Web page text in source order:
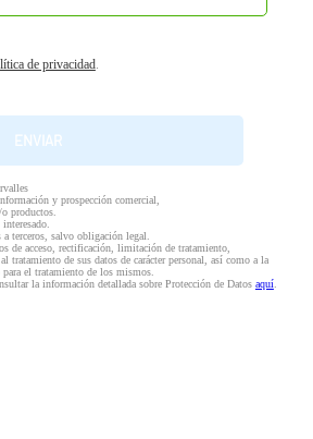
de privacidad.
y prospección comercial,
productos.
a terceros, salvo obligación legal.
de acceso, rectificación, limitación de tratamiento,
tratamiento de sus datos de carácter personal, así como a la
el tratamiento de los mismos.
la información detallada sobre Protección de Datos aquí.